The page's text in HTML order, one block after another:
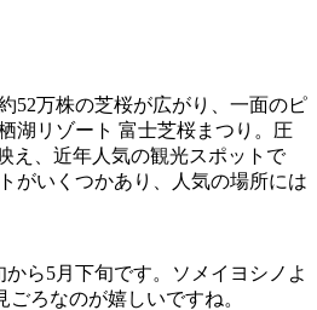
52万株の芝桜が広がり、一面のピ
湖リゾート 富士芝桜まつり。圧
え、近年人気の観光スポットで
がいくつかあり、人気の場所には
ら5月下旬です。ソメイヨシノよ
ろなのが嬉しいですね。